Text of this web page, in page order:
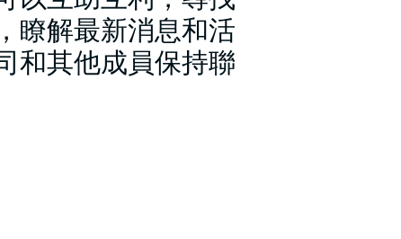
瞭解最新消息和活
和其他成員保持聯